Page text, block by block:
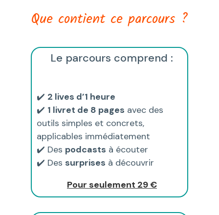
Que contient ce parcours ?
Le parcours comprend :
✔️ 2 lives d’1 heure
✔️ 1 livret de 8 pages avec des
outils simples et concrets,
applicables immédiatement
✔️ Des podcasts à écouter
✔️ Des surprises à découvrir
Pour seulement 29 €